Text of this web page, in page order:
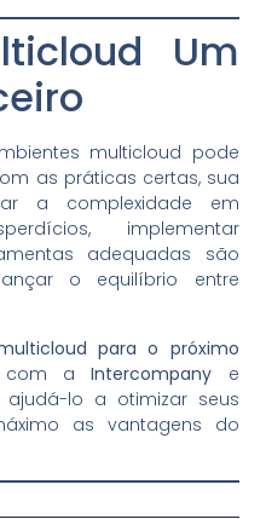
Um
multicloud pode
as práticas certas, sua
a complexidade em
implementar
adequadas são
o equilíbrio entre
para o próximo
com aIntercompany e
lo a otimizar seus
as vantagens do